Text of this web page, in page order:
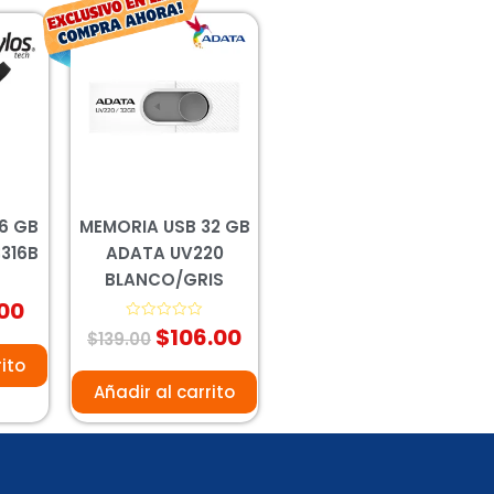
GB
precio
MEMORIA USB 32 GB
ADATA UV220
BLANCO/GRIS
Valorado
con
de
$139.00
El
precio
original
era:
$139.00.
$106.00
El
Añadir al carrito